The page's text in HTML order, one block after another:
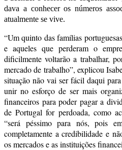
dava a conhecer os números
atualmente se vive.
“Um quinto das famílias
e aqueles que perderam o
dificilmente voltarão a trabalhar,
mercado de trabalho”, explicou
situação não vai ser fácil daqui
unir no esforço de ser mais
financeiros para poder pagar a
de Portugal for perdoada, como
“será péssimo para nós, pois
completamente a credibilidade e
os mercados e as instituições